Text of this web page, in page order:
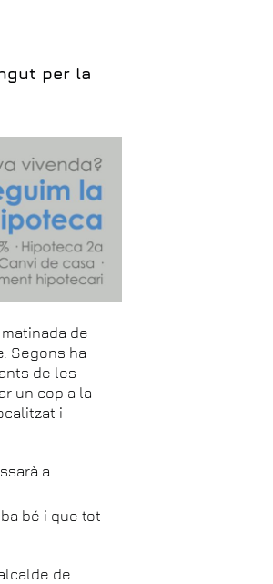
per la
de
Segons ha
de les
un cop a la
i
a
bé i que tot
de